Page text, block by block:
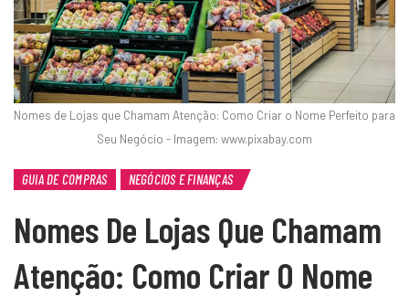
Nomes de Lojas que Chamam Atenção: Como Criar o Nome Perfeito para
Seu Negócio - Imagem: www.pixabay.com
GUIA DE COMPRAS NEGÓCIOS E FINANÇAS
Nomes De Lojas Que Chamam
Atenção: Como Criar O Nome